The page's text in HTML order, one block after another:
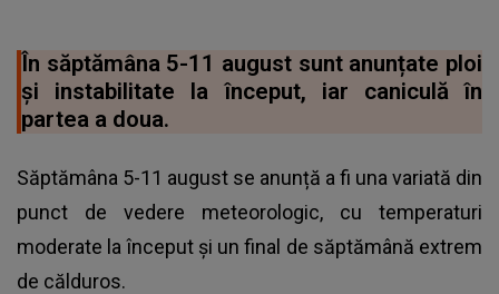
În săptămâna 5-11 august sunt anunțate ploi
și instabilitate la început, iar caniculă în
partea a doua.
Săptămâna 5-11 august se anunță a fi una variată din
punct de vedere meteorologic, cu temperaturi
moderate la început și un final de săptămână extrem
de călduros.